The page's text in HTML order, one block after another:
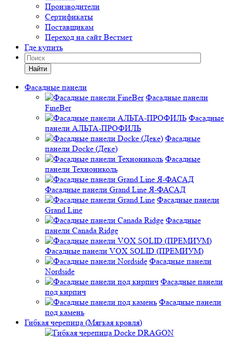
Производители
Сертификаты
Поставщикам
Переход на сайт Вестмет
Где купить
Найти
Фасадные панели
Фасадные панели
FineBer
Фасадные
панели АЛЬТА-ПРОФИЛЬ
Фасадные
панели Docke (Деке)
Фасадные
панели Технониколь
Фасадные панели Grand Line Я-ФАСАД
Фасадные панели
Grand Line
Фасадные
панели Canada Ridge
Фасадные панели VOX SOLID (ПРЕМИУМ)
Фасадные панели
Nordside
Фасадные панели
под кирпич
Фасадные панели
под камень
Гибкая черепица (Мягкая кровля)